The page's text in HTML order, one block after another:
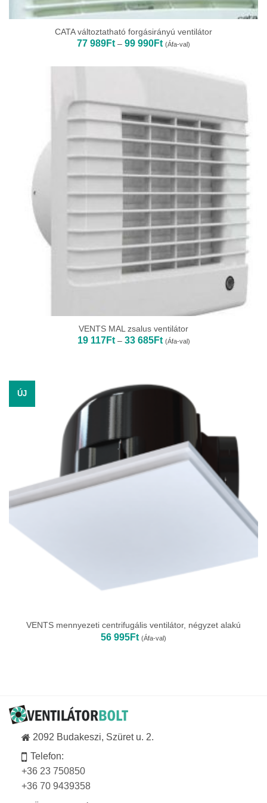
CATA változtatható forgásirányú ventilátor
77 989Ft – 99 990FtÁrtartomány:
77
(Áfa-val)
VENTS MAL zsalus ventilátor
19 117Ft – 33 685FtÁrtartomány:
19
(Áfa-val)
ÚJ
VENTS mennyezeti centrifugális ventilátor, négyzet alakú
56 995Ft (Áfa-val)
2092 Budakeszi, Szüret u. 2.
Telefon:
+36 23 750850
+36 70 9439358